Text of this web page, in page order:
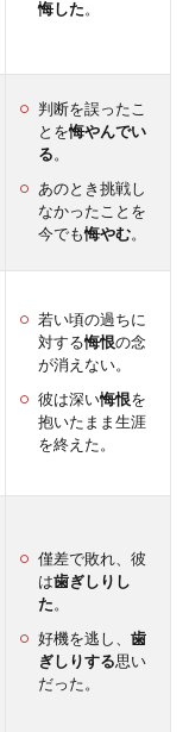
悔した。
判断を誤ったこ
とを悔やんでい
る。
あのとき挑戦し
なかったことを
今でも悔やむ。
若い頃の過ちに
対する悔恨の念
が消えない。
彼は深い悔恨を
抱いたまま生涯
を終えた。
僅差で敗れ、彼
は歯ぎしりし
た。
好機を逃し、 歯
ぎしりする思い
だった。